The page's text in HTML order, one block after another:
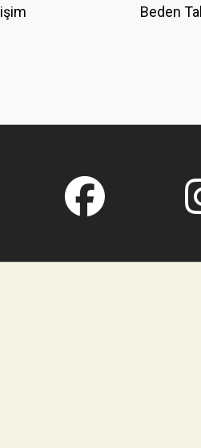
Beden